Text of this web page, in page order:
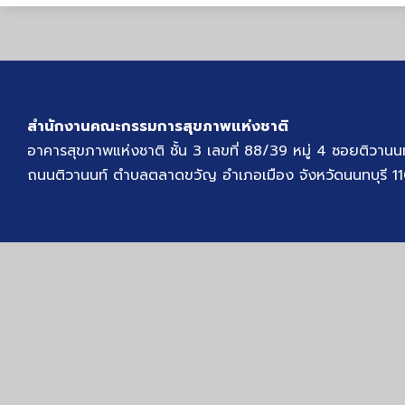
สำนักงานคณะกรรมการสุขภาพแห่งชาติ
อาคารสุขภาพแห่งชาติ ชั้น 3 เลขที่ 88/39 หมู่ 4 ซอยติวาน
ถนนติวานนท์ ตำบลตลาดขวัญ อำเภอเมือง จังหวัดนนทบุรี